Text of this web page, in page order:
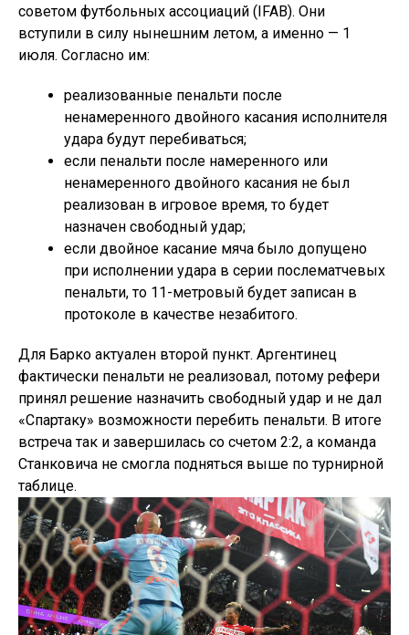
советом футбольных ассоциаций (IFAB). Они
вступили в силу нынешним летом, а именно — 1
июля. Согласно им:
реализованные пенальти после
ненамеренного двойного касания исполнителя
удара будут перебиваться;
если пенальти после намеренного или
ненамеренного двойного касания не был
реализован в игровое время, то будет
назначен свободный удар;
если двойное касание мяча было допущено
при исполнении удара в серии послематчевых
пенальти, то 11-метровый будет записан в
протоколе в качестве незабитого.
Для Барко актуален второй пункт. Аргентинец
фактически пенальти не реализовал, потому рефери
принял решение назначить свободный удар и не дал
«Спартаку» возможности перебить пенальти. В итоге
встреча так и завершилась со счетом 2:2, а команда
Станковича не смогла подняться выше по турнирной
таблице.